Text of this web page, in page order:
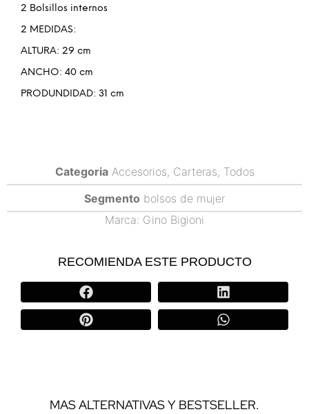
2 Bolsillos internos
2 MEDIDAS:
ALTURA: 29 cm
ANCHO: 40 cm
PRODUNDIDAD: 31 cm
Categoria Accesorios, Carteras, Todos
Segmento bolsos de mujer
Marca: Gino Bigioni
RECOMIENDA ESTE PRODUCTO
MAS ALTERNATIVAS Y BESTSELLER.